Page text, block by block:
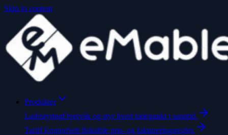
Skip to content
Produkter
LadestyringOvervåk og styr hvert ladepunkt i sanntid.
Tariff EngineSett fleksible pris- og faktureringsregler.